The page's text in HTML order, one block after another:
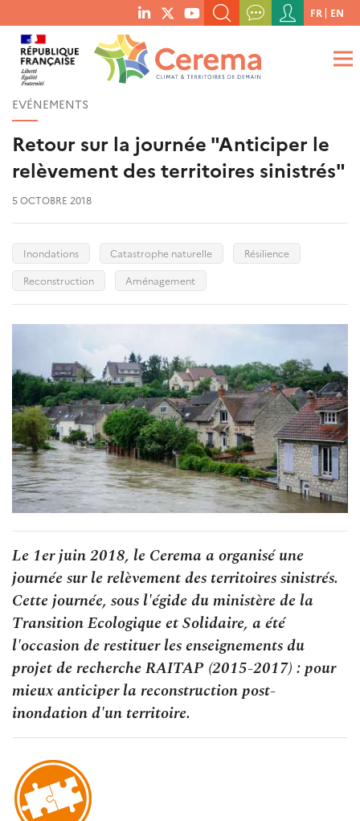
menu
social
links
RECHERCHER UN MOT-CLÉ, UNE PUBLICATION, ETC.
QUE RECHERCHEZ-VOUS ?
Menu
du
compte
de
FR EN
EVÉNEMENTS
Retour sur la journée "Anticiper le
relèvement des territoires sinistrés"
5 OCTOBRE 2018
Inondations Catastrophe naturelle
Résilience
Reconstruction
Aménagement
Le 1er juin 2018, le Cerema a organisé une
journée sur le relèvement des territoires sinistrés.
Cette journée, sous l'égide du ministère de la
Transition Ecologique et Solidaire, a été
l'occasion de restituer les enseignements du
projet de recherche RAITAP (2015-2017) : pour
mieux anticiper la reconstruction post-
inondation d'un territoire.